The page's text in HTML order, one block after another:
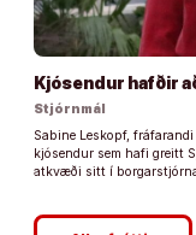
Kjósendur hafðir
Stjórnmál
Sabine Leskopf,
kjósendur sem hafi greitt
atkvæði sitt í